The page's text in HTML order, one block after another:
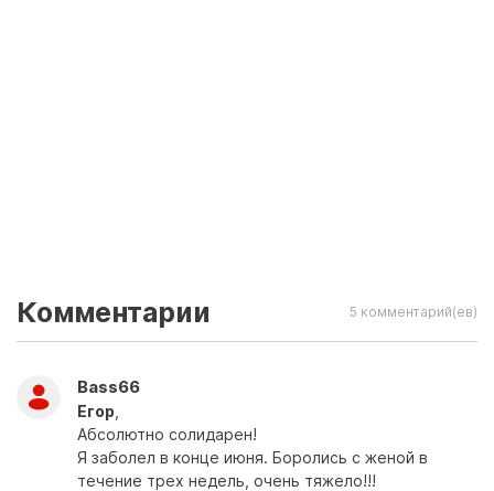
Комментарии 5 комментарий(ев)
Bass66
Егоp
Абсолютно солидарен!
Я заболел в конце июня. Боролись с женой в
течение трех недель, очень тяжело!!!